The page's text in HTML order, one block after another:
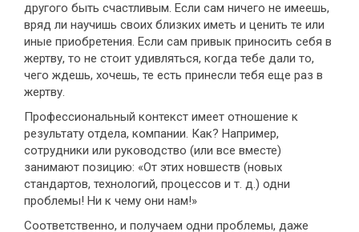
другого быть счастливым. Если сам ничего не имеешь,
вряд ли научишь своих близких иметь и ценить те или
иные приобретения. Если сам привык приносить себя в
жертву, то не стоит удивляться, когда тебе дали то,
чего ждешь, хочешь, те есть принесли тебя еще раз в
жертву.
Профессиональный контекст имеет отношение к
результату отдела, компании. Как? Например,
сотрудники или руководство (или все вместе)
занимают позицию: «От этих новшеств (новых
стандартов, технологий, процессов и т. д.) одни
проблемы! Ни к чему они нам!»
Соответственно, и получаем одни проблемы, даже